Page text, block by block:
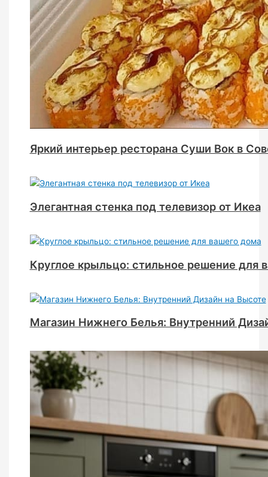
Яркий интерьер ресторана Суши Вок в
Элегантная стенка под телевизор от Икеа
Круглое крыльцо: стильное решение для
Магазин Нижнего Белья: Внутренний